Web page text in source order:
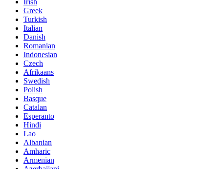
Greek
Turkish
Italian
Danish
Romanian
Indonesian
Czech
Afrikaans
Swedish
Polish
Basque
Catalan
Esperanto
Hindi
Lao
Albanian
Amharic
Armenian